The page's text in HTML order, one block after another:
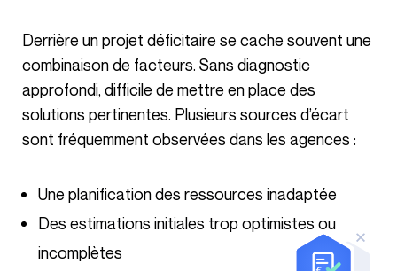
Derrière un projet déficitaire se cache souvent une
combinaison de facteurs. Sans diagnostic
approfondi, difficile de mettre en place des
solutions pertinentes. Plusieurs sources d’écart
sont fréquemment observées dans les agences :
Une planification des ressources inadaptée
Des estimations initiales trop optimistes ou
incomplètes